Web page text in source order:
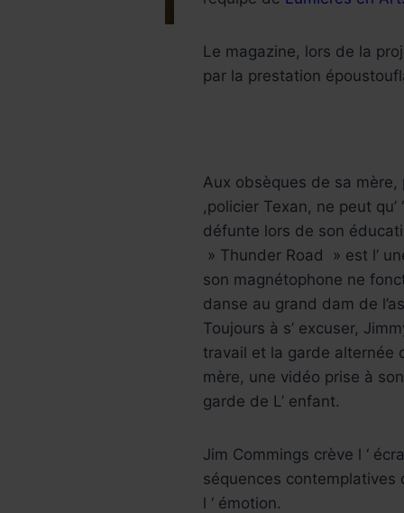
Le magazine, lors de la
par la prestation
Aux obsèques de sa
,policier Texan, ne peut
défunte lors de son
» Thunder Road » est l’
son magnétophone ne
danse au grand dam de
Toujours à s’ excuser,
travail et la garde alternée
mère, une vidéo prise à
garde de L’ enfant.
Jim Commings crève l ‘
séquences
l ‘ émotion.